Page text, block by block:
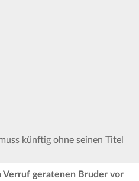
künftig ohne seinen Titel
Verruf geratenen Bruder vor